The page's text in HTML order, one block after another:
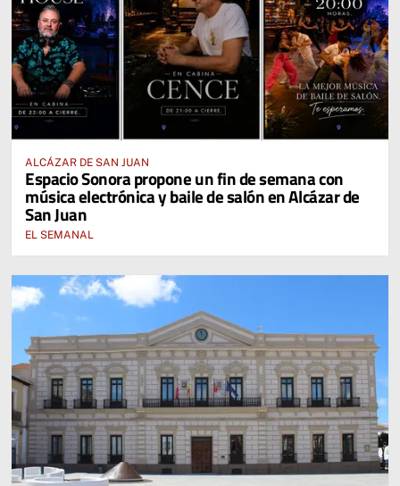
ALCÁZAR DE SAN JUAN
Espacio Sonora propone un fin de semana con
música electrónica y baile de salón en Alcázar de
San Juan
EL SEMANAL